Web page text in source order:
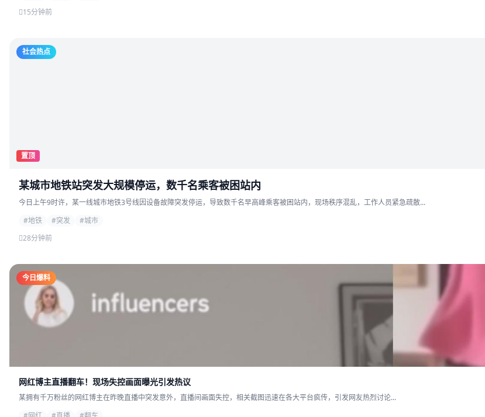
15分钟前
社会热点
置顶
某城市地铁站突发大规模停运，数千名乘客被困站内
今日上午9时许，某一线城市地铁3号线因设备故障突发停运，导致数千名早高峰乘客被困站内，现场秩序混乱，工作人员紧急疏散...
#地铁
#突发
#城市
28分钟前
今日爆料
网红博主直播翻车！现场失控画面曝光引发热议
某拥有千万粉丝的网红博主在昨晚直播中突发意外，直播间画面失控，相关截图迅速在各大平台疯传，引发网友热烈讨论...